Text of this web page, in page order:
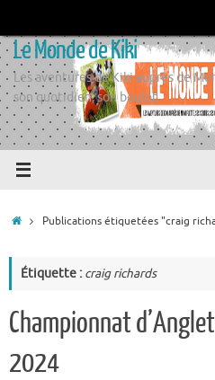
contenu
Le Monde de Kiki
Les aventures de Kiki auprès de
son quotidien, son boulot
AccueilPublications étiquetées "craig
Étiquette : craig richards
Championnat
2024